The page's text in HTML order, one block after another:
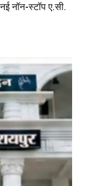
नॉन-स्टॉप ए.सी.